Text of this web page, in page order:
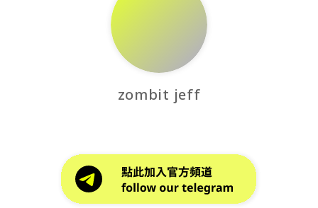
zombit jeff